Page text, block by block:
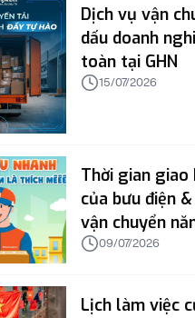
Dịch vụ vận
dấu doanh
toàn tại GHN
15/07/2026
Thời gian giao
của bưu điện
vận chuyển
09/07/2026
Lịch làm việc